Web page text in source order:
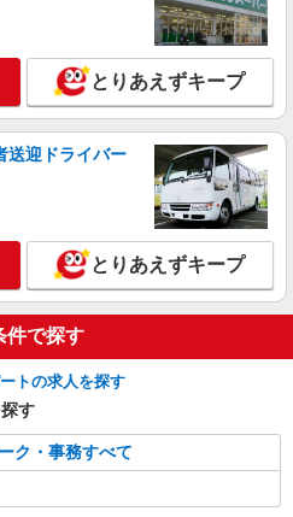
円
区／最寄駅：浮間舟渡駅、北赤羽駅
詳細を見る
株式会社
する事務
円
区／最寄駅：浮間舟渡駅、北赤羽駅
詳細を見る
とりあえずキープ
送迎ドライバー
とりあえずキープ
件で探す
トの求人を探す
す
ク・事務すべて